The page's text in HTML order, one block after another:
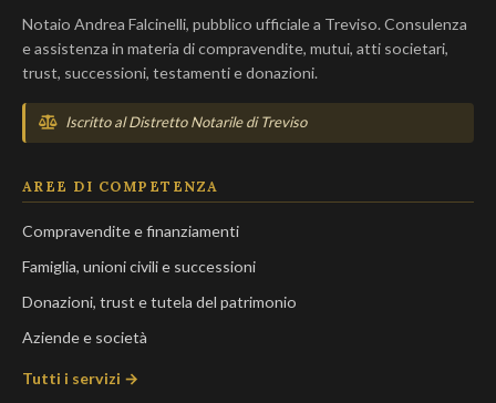
Notaio Andrea Falcinelli, pubblico ufficiale a Treviso. Consulenza
e assistenza in materia di compravendite, mutui, atti societari,
trust, successioni, testamenti e donazioni.
Iscritto al Distretto Notarile di Treviso
AREE DI COMPETENZA
Compravendite e finanziamenti
Famiglia, unioni civili e successioni
Donazioni, trust e tutela del patrimonio
Aziende e società
Tutti i servizi →